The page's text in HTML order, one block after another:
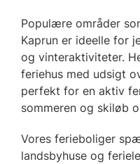
Populære områder
Kaprun er ideelle for
og vinteraktiviteter.
feriehus med udsigt
perfekt for en aktiv
sommeren og skiløb
Vores ferieboliger
landsbyhuse og